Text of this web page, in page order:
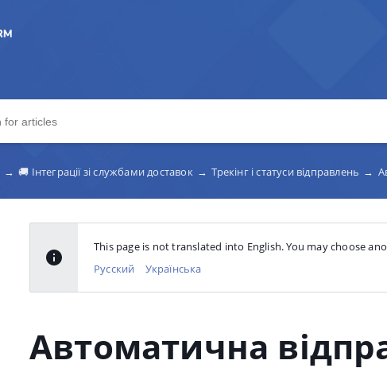
→ 🚚 Інтеграції зі службами доставок → Трекінг і статуси відправлень →
This page is not translated into English. You may choose
Русский
Українська
Автоматична